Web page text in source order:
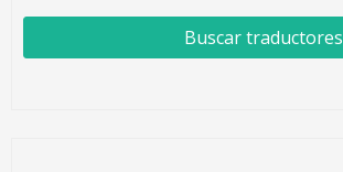
Buscar traductores